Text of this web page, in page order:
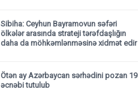
Sibiha: Ceyhun Bayramovun səfəri
ölkələr arasında strateji tərəfdaşlığın
daha da möhkəmlənməsinə xidmət edir
Ötən ay Azərbaycan sərhədini pozan 19
əcnəbi tutulub